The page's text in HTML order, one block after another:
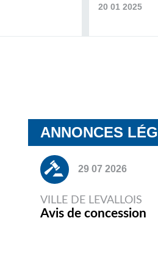
20 01 2025
ANNONCES
29 07 2026
VILLE DE LEVALLOIS
Avis de concession